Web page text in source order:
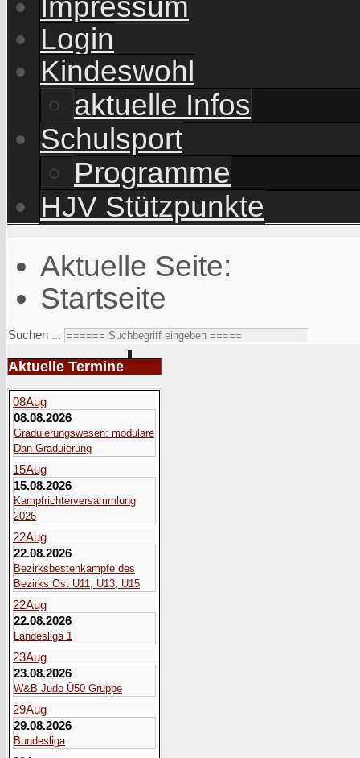
Impressum
Login
Kindeswohl
aktuelle Infos
Schulsport
Programme
HJV Stützpunkte
Aktuelle Seite:
Startseite
Suchen ...
Aktuelle Termine
08Aug
08.08.2026
Graduierungswesen: modulare
Dan-Graduierung
15Aug
15.08.2026
Kampfrichterversammlung
2026
22Aug
22.08.2026
Bezirksbestenkämpfe des
Bezirks Ost U11, U13, U15
22Aug
22.08.2026
Landesliga 1
23Aug
23.08.2026
W&B Judo Ü50 Gruppe
29Aug
29.08.2026
Bundesliga